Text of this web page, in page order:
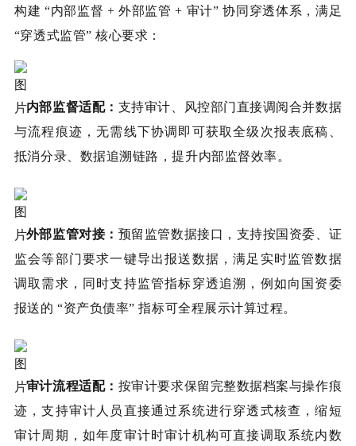
构建 “内部监督 + 外部监管 + 审计” 协同穿透体系，满足
“穿透式监管” 核心要求：
内部监督适配： 支持审计、风控部门直接调阅合并数据
与流程痕迹，无需线下协调即可获取全级次报表底稿、
抵消分录、数据追溯链路，提升内部监督效率。
外部监管对接： 预留监管数据接口，支持按国资委、证
监会等部门要求一键导出报送数据，满足实时监管数据
调取需求，同时支持监管指标穿透追溯，例如向国资委
报送的 “资产负债率” 指标可全程展示计算过程。
审计流程适配： 按审计要求保留完整数据档案与操作痕
迹，支持审计人员直接通过系统进行穿透式核查，缩短
审计周期，如年度审计时审计机构可直接调取系统内数